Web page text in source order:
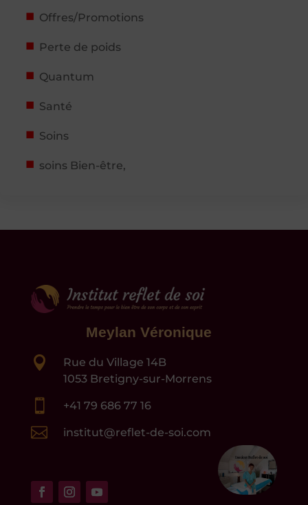
Offres/Promotions
Perte de poids
Quantum
Santé
Soins
soins Bien-être,
Meylan Véronique

Rue du Village 14B
1053 Bretigny-sur-Morrens
 +41 79 686 77 16
 institut@reflet-de-soi.com